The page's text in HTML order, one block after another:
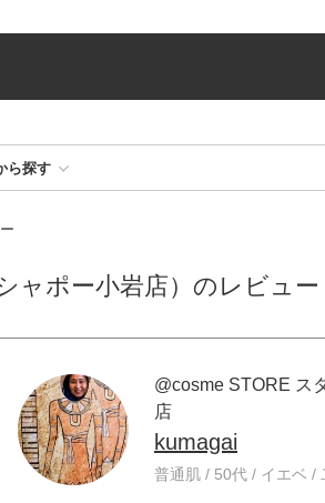
ら探す
ャポー小岩店）のレビュー
@cosme STORE ス
店
kumagai
普通肌 / 50代 / イエベ /